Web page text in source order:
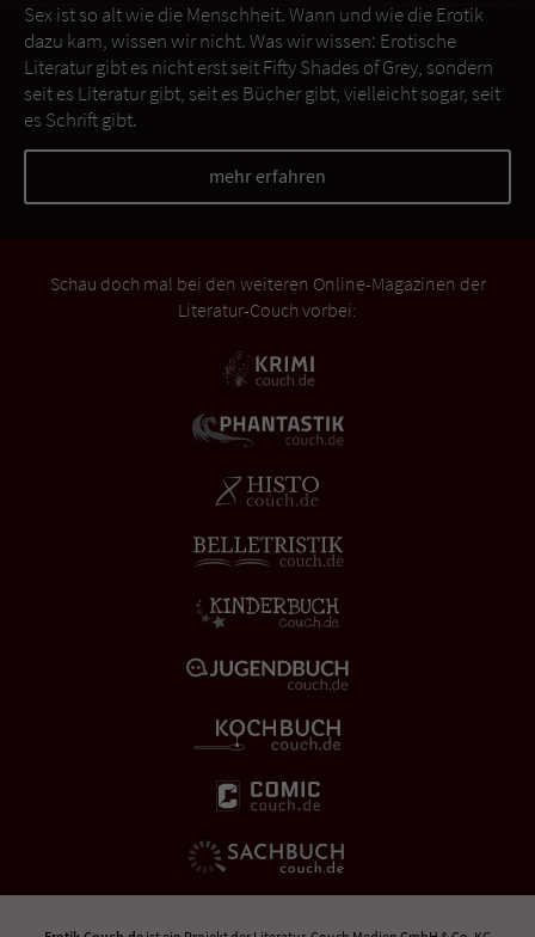
Sex ist so alt wie die Menschheit. Wann und wie die Erotik
dazu kam, wissen wir nicht. Was wir wissen: Erotische
Literatur gibt es nicht erst seit Fifty Shades of Grey, sondern
seit es Literatur gibt, seit es Bücher gibt, vielleicht sogar, seit
es Schrift gibt.
mehr erfahren
Schau doch mal bei den weiteren Online-Magazinen der
Literatur-Couch vorbei: